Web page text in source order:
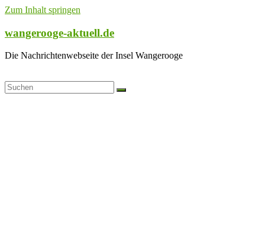
Zum Inhalt springen
wangerooge-aktuell.de
Die Nachrichtenwebseite der Insel Wangerooge